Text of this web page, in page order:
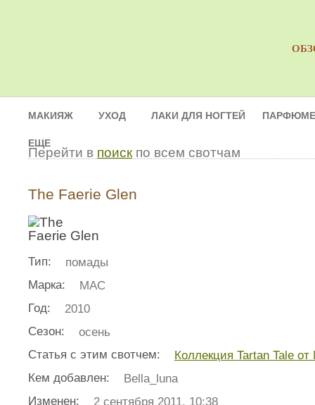
МАКИЯЖ УХОД ЛАКИ ДЛЯ НОГТЕЙ
ЕЩЕ
Перейти в поиск по всем свотчам
The Faerie Glen
Тип:
помады
Марка:
MAC
Год:
2010
Сезон:
осень
Статья с этим свотчем:
Коллекция Tartan Tale
Кем добавлен:
Bella_luna
Изменен:
2 сентября 2011, 10:38